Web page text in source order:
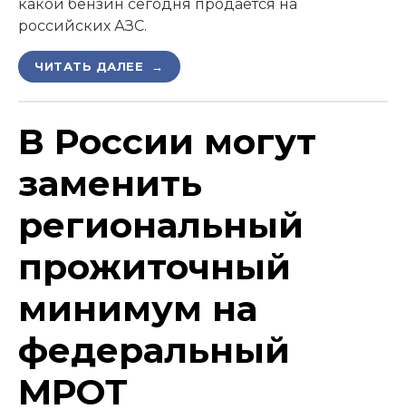
какой бензин сегодня продается на
российских АЗС.
ЧИТАТЬ ДАЛЕЕ →
В России могут
заменить
региональный
прожиточный
минимум на
федеральный
МРОТ